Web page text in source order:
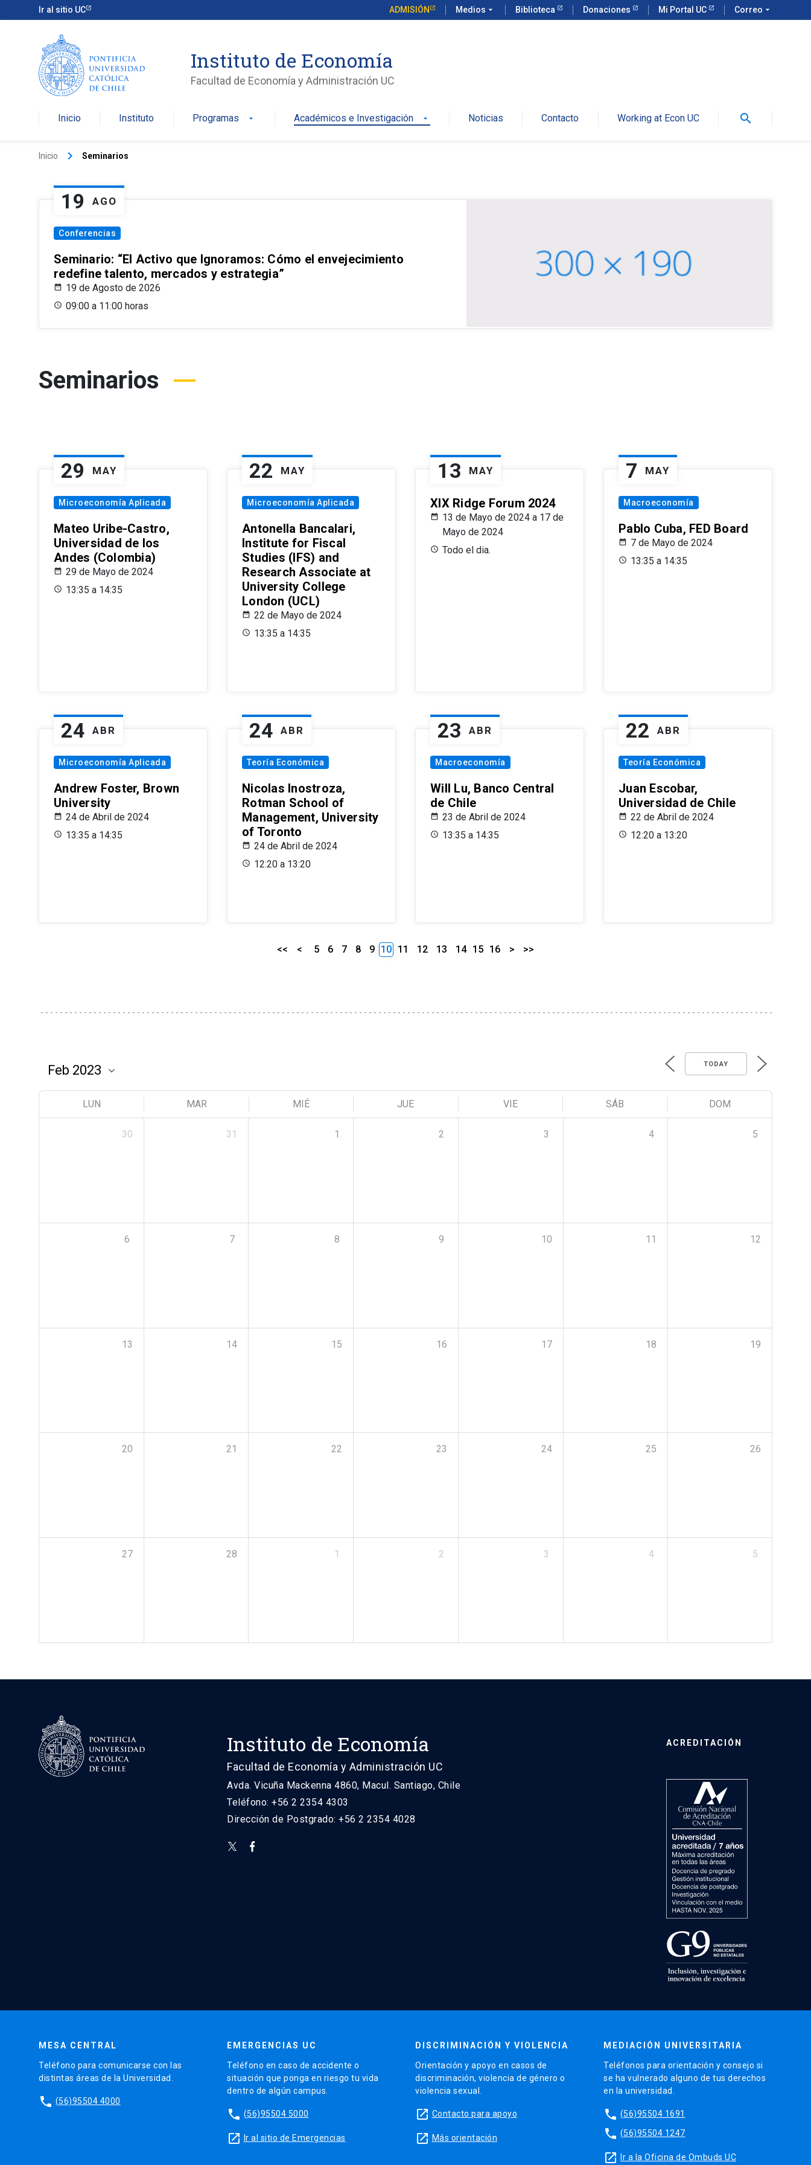
Ir al sitio UC ADMISIÓN Medios arrow_drop_down Biblioteca Donaciones Mi Portal UC Correo arrow_drop_down
Instituto de Economía
Facultad de Economía y Administración UC
Inicio Instituto Programas arrow_drop_down Académicos e Investigación arrow_drop_down Noticias Contacto Working at Econ UC search
Inicio keyboard_arrow_right Seminarios
19 AGO
Conferencias
Seminario: “El Activo que Ignoramos: Cómo el envejecimiento
redefine talento, mercados y estrategia”
19 de Agosto de 2026
09:00 a 11:00 horas
Seminarios
29 MAY
Microeconomía Aplicada
Mateo Uribe-Castro,
Universidad de los
Andes (Colombia)
29 de Mayo de 2024
13:35 a 14:35
22 MAY
Microeconomía Aplicada
Antonella Bancalari,
Institute for Fiscal
Studies (IFS) and
Research Associate at
University College
London (UCL)
22 de Mayo de 2024
13:35 a 14:35
13 MAY
XIX Ridge Forum 2024
13 de Mayo de 2024 a 17 de
Mayo de 2024
Todo el dia.
7 MAY
Macroeconomía
Pablo Cuba, FED Board
7 de Mayo de 2024
13:35 a 14:35
24 ABR
Microeconomía Aplicada
Andrew Foster, Brown
University
24 de Abril de 2024
13:35 a 14:35
24 ABR
Teoría Económica
Nicolas Inostroza,
Rotman School of
Management, University
of Toronto
24 de Abril de 2024
12:20 a 13:20
23 ABR
Macroeconomía
Will Lu, Banco Central
de Chile
23 de Abril de 2024
13:35 a 14:35
22 ABR
Teoría Económica
Juan Escobar,
Universidad de Chile
22 de Abril de 2024
12:20 a 13:20
<< < 5 6 7 8 9 10 11 12 13 14 15 16 > >>
TODAY
LUN MAR MIÉ JUE VIE SÁB DOM
30 31 1 2 3 4 5
6 7 8 9 10 11 12
13 14 15 16 17 18 19
20 21 22 23 24 25 26
27 28 1 2 3 4 5
Instituto de Economía
Facultad de Economía y Administración UC
Avda. Vicuña Mackenna 4860, Macul. Santiago, Chile
Teléfono: +56 2 2354 4303
Dirección de Postgrado: +56 2 2354 4028
ACREDITACIÓN
MESA CENTRAL
Teléfono para comunicarse con las
distintas áreas de la Universidad.
phone (56)95504 4000
EMERGENCIAS UC
Teléfono en caso de accidente o
situación que ponga en riesgo tu vida
dentro de algún campus.
phone (56)95504 5000
launch Ir al sitio de Emergencias
DISCRIMINACIÓN Y VIOLENCIA
Orientación y apoyo en casos de
discriminación, violencia de género o
violencia sexual.
launch Contacto para apoyo
launch Más orientación
MEDIACIÓN UNIVERSITARIA
Teléfonos para orientación y consejo si
se ha vulnerado alguno de tus derechos
en la universidad.
phone (56)95504 1691
phone (56)95504 1247
launch Ir a la Oficina de Ombuds UC